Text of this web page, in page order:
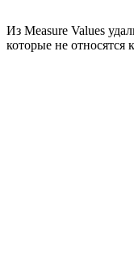
Из Measure Values
которые не относятся